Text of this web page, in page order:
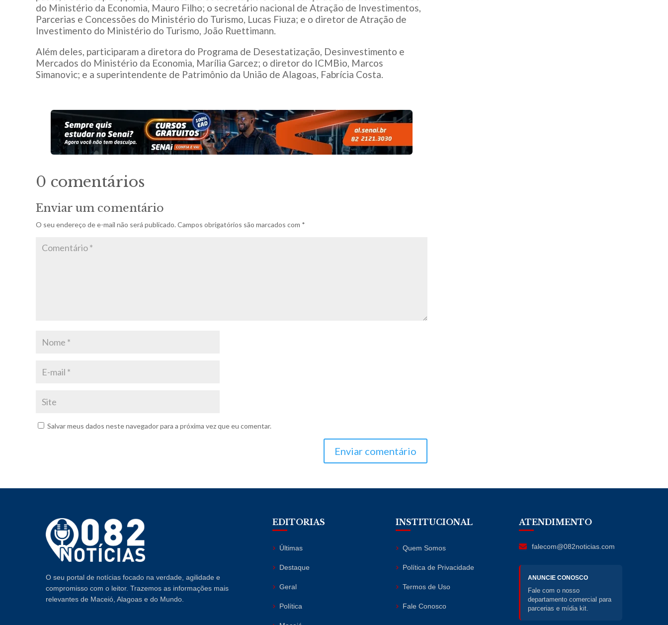
do Ministério da Economia, Mauro Filho; o secretário nacional de Atração de Investimentos,
Parcerias e Concessões do Ministério do Turismo, Lucas Fiuza; e o diretor de Atração de
Investimento do Ministério do Turismo, João Ruettimann.
Além deles, participaram a diretora do Programa de Desestatização, Desinvestimento e
Mercados do Ministério da Economia, Marília Garcez; o diretor do ICMBio, Marcos
Simanovic; e a superintendente de Patrimônio da União de Alagoas, Fabrícia Costa.
0 comentários
Enviar um comentário
O seu endereço de e-mail não será publicado. Campos obrigatórios são marcados com *
Salvar meus dados neste navegador para a próxima vez que eu comentar.
Enviar comentário
O seu portal de notícias focado na verdade, agilidade e
compromisso com o leitor. Trazemos as informações mais
relevantes de Maceió, Alagoas e do Mundo.
EDITORIAS
Últimas
Destaque
Geral
Política
INSTITUCIONAL
Quem Somos
Política de Privacidade
Termos de Uso
Fale Conosco
ATENDIMENTO
falecom@082noticias.com
ANUNCIE CONOSCO
Fale com o nosso
departamento comercial para
parcerias e mídia kit.